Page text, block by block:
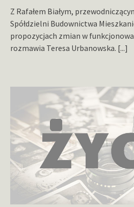
Z Rafałem Białym,
Spółdzielni Budownictwa
propozycjach zmian w
rozmawia Teresa Urbanowska. [...]